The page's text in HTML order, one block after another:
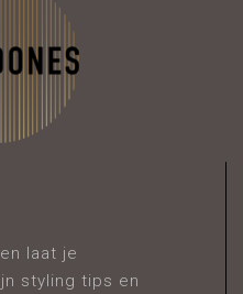
laat je
styling tips en